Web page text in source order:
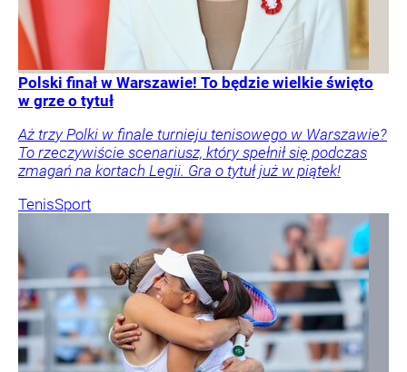
Polski finał w Warszawie! To będzie wielkie święto
w grze o tytuł
Aż trzy Polki w finale turnieju tenisowego w Warszawie?
To rzeczywiście scenariusz, który spełnił się podczas
zmagań na kortach Legii. Gra o tytuł już w piątek!
TenisSport